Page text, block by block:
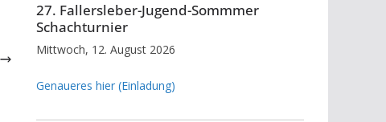
27. Fallersleber-Jugend-Sommmer
Schachturnier
Mittwoch, 12. August 2026
Genaueres hier (Einladung)